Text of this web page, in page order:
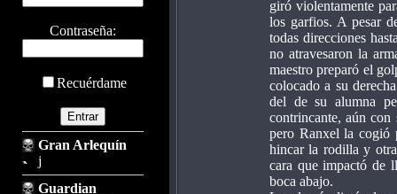
Contraseña:
Recuérdame
Gran Arlequín
j
Guardian
giró violentamente
los garfios. A pesar
todas direcciones
no atravesaron la
maestro preparó el
colocado a su
del de su alumna
contrincante, aún con
pero Ranxel la cogió
hincar la rodilla y
cara que impactó de
boca abajo.